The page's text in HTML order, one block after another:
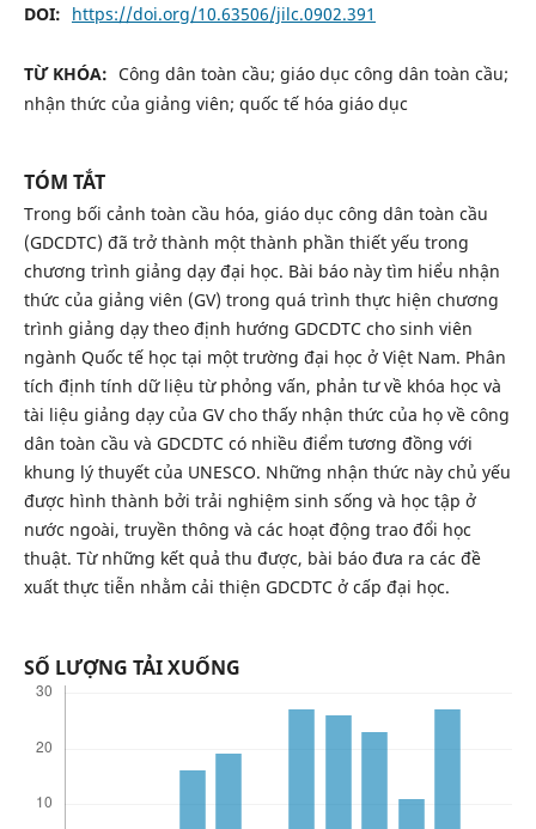
DOI: https://doi.org/10.63506/jilc.0902.391
TỪ KHÓA: Công dân toàn cầu; giáo dục công dân toàn cầu;
nhận thức của giảng viên; quốc tế hóa giáo dục
TÓM TẮT
Trong bối cảnh toàn cầu hóa, giáo dục công dân toàn cầu
(GDCDTC) đã trở thành một thành phần thiết yếu trong
chương trình giảng dạy đại học. Bài báo này tìm hiểu nhận
thức của giảng viên (GV) trong quá trình thực hiện chương
trình giảng dạy theo định hướng GDCDTC cho sinh viên
ngành Quốc tế học tại một trường đại học ở Việt Nam. Phân
tích định tính dữ liệu từ phỏng vấn, phản tư về khóa học và
tài liệu giảng dạy của GV cho thấy nhận thức của họ về công
dân toàn cầu và GDCDTC có nhiều điểm tương đồng với
khung lý thuyết của UNESCO. Những nhận thức này chủ yếu
được hình thành bởi trải nghiệm sinh sống và học tập ở
nước ngoài, truyền thông và các hoạt động trao đổi học
thuật. Từ những kết quả thu được, bài báo đưa ra các đề
xuất thực tiễn nhằm cải thiện GDCDTC ở cấp đại học.
SỐ LƯỢNG TẢI XUỐNG